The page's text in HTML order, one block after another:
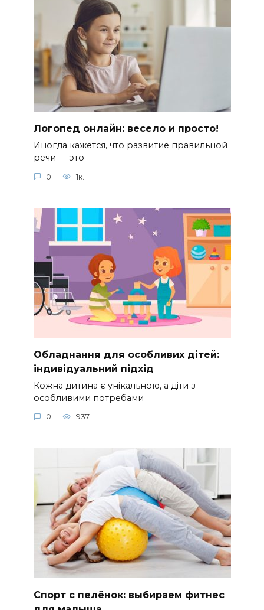
Логопед онлайн: весело и просто!
Иногда кажется, что развитие правильной
речи — это
0 1к.
Обладнання для особливих дітей:
індивідуальний підхід
Кожна дитина є унікальною, а діти з
особливими потребами
0 937
Спорт с пелёнок: выбираем фитнес